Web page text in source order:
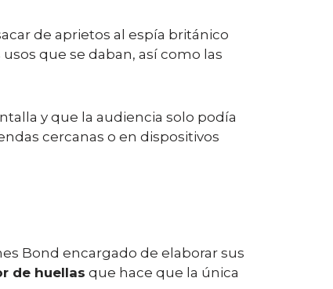
de aprietos al espía británico
que se daban, así como las
y que la audiencia solo podía
cercanas o en dispositivos
Bond encargado de elaborar sus
de huellas que hace que la única